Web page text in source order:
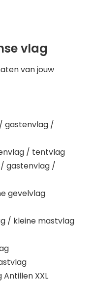
vlag
van jouw
gastenvlag /
/ tentvlag
gastenvlag /
gevelvlag
/ kleine mastvlag
XXL